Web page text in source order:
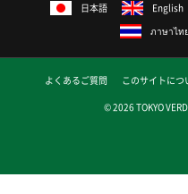
日本語 English
ภาษาไทย
よくあるご質問 このサイトにつ
© 2026 TOKYO